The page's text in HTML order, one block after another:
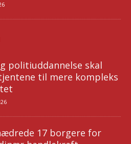
politiuddannelse skal
til mere kompleks
17 borgere for